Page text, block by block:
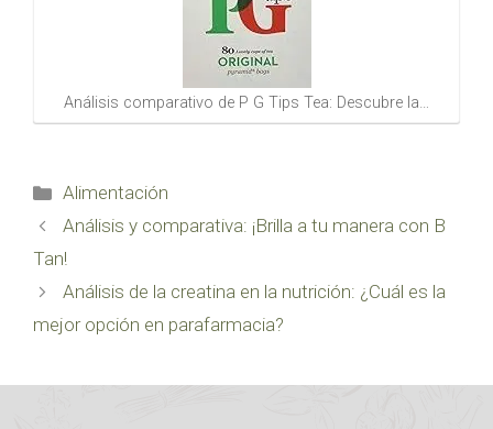
Análisis comparativo de P G Tips Tea: Descubre la…
Categorías
Alimentación
Análisis y comparativa: ¡Brilla a tu manera con B
Tan!
Análisis de la creatina en la nutrición: ¿Cuál es la
mejor opción en parafarmacia?